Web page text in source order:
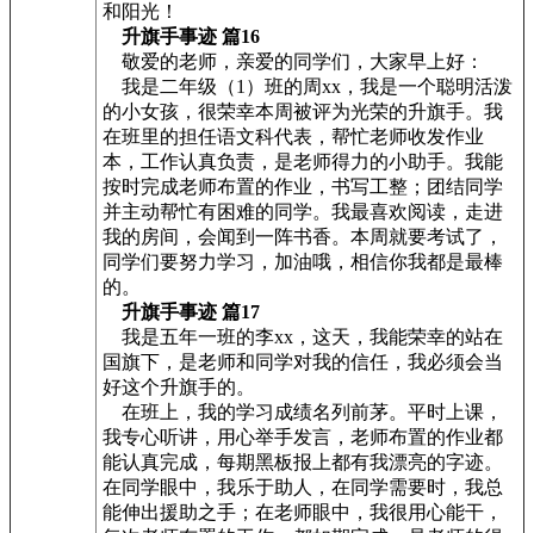
和阳光！
升旗手事迹 篇16
敬爱的老师，亲爱的同学们，大家早上好：
我是二年级（1）班的周xx，我是一个聪明活泼
的小女孩，很荣幸本周被评为光荣的升旗手。我
在班里的担任语文科代表，帮忙老师收发作业
本，工作认真负责，是老师得力的小助手。我能
按时完成老师布置的作业，书写工整；团结同学
并主动帮忙有困难的同学。我最喜欢阅读，走进
我的房间，会闻到一阵书香。本周就要考试了，
同学们要努力学习，加油哦，相信你我都是最棒
的。
升旗手事迹 篇17
我是五年一班的李xx，这天，我能荣幸的站在
国旗下，是老师和同学对我的信任，我必须会当
好这个升旗手的。
在班上，我的学习成绩名列前茅。平时上课，
我专心听讲，用心举手发言，老师布置的作业都
能认真完成，每期黑板报上都有我漂亮的字迹。
在同学眼中，我乐于助人，在同学需要时，我总
能伸出援助之手；在老师眼中，我很用心能干，